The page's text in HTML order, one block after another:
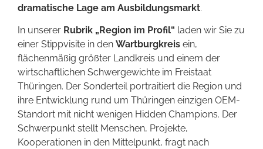
dramatische Lage am Ausbildungsmarkt.
In unserer Rubrik „Region im Profil“ laden wir Sie zu
einer Stippvisite in den Wartburgkreis ein,
flächenmäßig größter Landkreis und einem der
wirtschaftlichen Schwergewichte im Freistaat
Thüringen. Der Sonderteil portraitiert die Region und
ihre Entwicklung rund um Thüringen einzigen OEM-
Standort mit nicht wenigen Hidden Champions. Der
Schwerpunkt stellt Menschen, Projekte,
Kooperationen in den Mittelpunkt, fragt nach